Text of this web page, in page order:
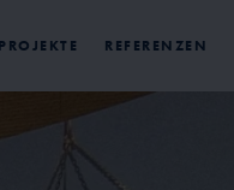
REFERENZEN